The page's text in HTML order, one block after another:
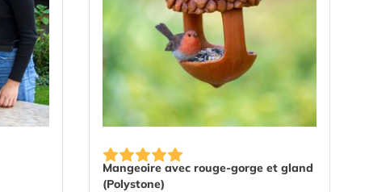
Mangeoire avec rouge-gorge et gland
(Polystone)